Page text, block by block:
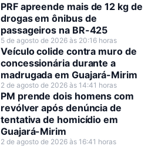
PRF apreende mais de 12 kg de
drogas em ônibus de
passageiros na BR-425
5 de agosto de 2026 às 20:16 horas
Veículo colide contra muro de
concessionária durante a
madrugada em Guajará-Mirim
2 de agosto de 2026 às 14:41 horas
PM prende dois homens com
revólver após denúncia de
tentativa de homicídio em
Guajará-Mirim
2 de agosto de 2026 às 16:41 horas